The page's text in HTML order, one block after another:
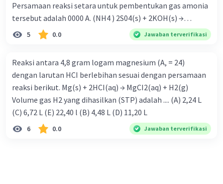
Persamaan reaksi setara untuk pembentukan gas amonia
tersebut adalah 0000 A. (NH4 ) 2S04(s) + 2KOH(s) →
K2S04(s) + 2NH3(g) + 2H20(/) B. (NH) 2SO)s) + KOH(s) →
Ca(OH)2(s)→ CaS04 (s) + 2NH3(g) + 2H20(/) E. (NH4 ) 2S04
(s) + Ca(OH)2(s)→ CaSO)s) + 2NHpH(g) + 2Hp(l)
5 0.0 Jawaban terverifikasi
Reaksi antara 4,8 gram logam magnesium (A, = 24)
dengan larutan HCI berlebihan sesuai dengan persamaan
reaksi berikut. Mg(s) + 2HCI(aq) → MgCI2(aq) + H2(g)
Volume gas H2 yang dihasilkan (STP) adalah .... (A) 2,24 L
(C) 6,72 L (E) 22,40 l (B) 4,48 L (D) 11,20 L
6 0.0 Jawaban terverifikasi